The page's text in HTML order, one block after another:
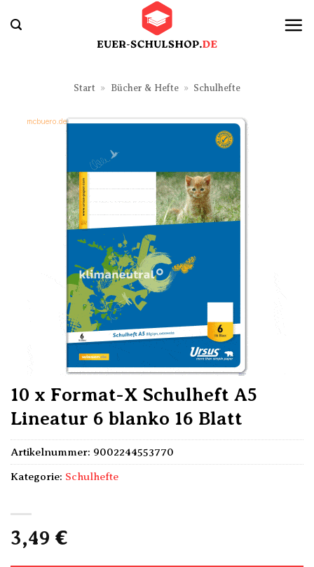
Inhalt
Start » Bücher & Hefte » Schulhefte
10 x Format-X Schulheft A5
Lineatur 6 blanko 16 Blatt
3,49 €
Artikelnummer: 9002244553770
Kategorie: Schulhefte